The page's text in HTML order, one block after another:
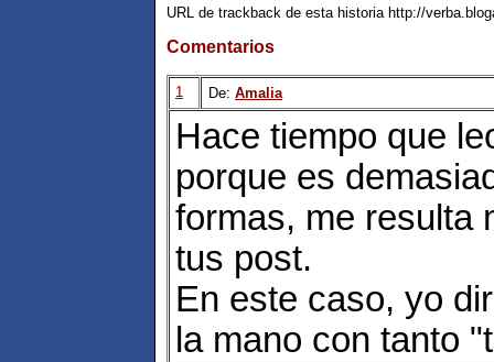
URL de trackback de esta historia http://
Comentarios
1 De: Amalia
Hace tiempo que
porque es
formas, me resulta
tus post.
En este caso, yo
la mano con tanto